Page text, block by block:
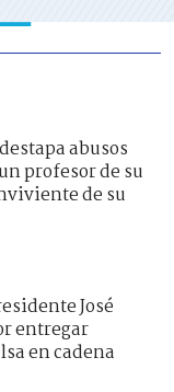
abusos
profesor de su
de su
José
entregar
en cadena